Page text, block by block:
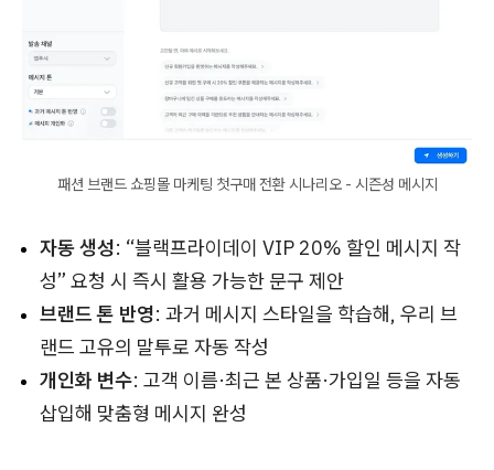
패션 브랜드 쇼핑몰 마케팅 첫구매 전환 시나리오 - 시즌성 메시지
자동 생성: “블랙프라이데이 VIP 20% 할인 메시지 작
성” 요청 시 즉시 활용 가능한 문구 제안
브랜드 톤 반영: 과거 메시지 스타일을 학습해, 우리 브
랜드 고유의 말투로 자동 작성
개인화 변수: 고객 이름·최근 본 상품·가입일 등을 자동
삽입해 맞춤형 메시지 완성